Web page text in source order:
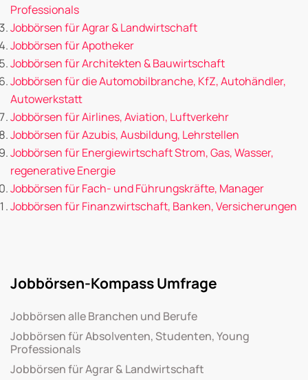
Professionals
Jobbörsen für Agrar & Landwirtschaft
Jobbörsen für Apotheker
Jobbörsen für Architekten & Bauwirtschaft
Jobbörsen für die Automobilbranche, KfZ, Autohändler,
Autowerkstatt
Jobbörsen für Airlines, Aviation, Luftverkehr
Jobbörsen für Azubis, Ausbildung, Lehrstellen
Jobbörsen für Energiewirtschaft Strom, Gas, Wasser,
regenerative Energie
Jobbörsen für Fach- und Führungskräfte, Manager
Jobbörsen für Finanzwirtschaft, Banken, Versicherungen
Jobbörsen-Kompass Umfrage
Jobbörsen alle Branchen und Berufe
Jobbörsen für Absolventen, Studenten, Young
Professionals
Jobbörsen für Agrar & Landwirtschaft